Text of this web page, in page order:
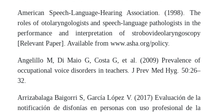
American Speech-Language-Hearing Association. (1998). The
roles of otolaryngologists and speech-language pathologists in the
performance and interpretation of strobovideolaryngoscopy
[Relevant Paper]. Available from www.asha.org/policy.
Angelillo M, Di Maio G, Costa G, et al. (2009) Prevalence of
occupational voice disorders in teachers. J Prev Med Hyg. 50:26–
32.
Arrizabalaga Baigorri S, García López V. (2017) Evaluación de la
notificación de disfonías en personas con uso profesional de la